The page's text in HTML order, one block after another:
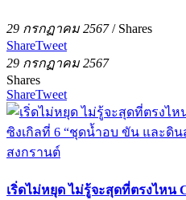
29 กรกฏาคม 2567/ Shares
ShareTweet
29 กรกฏาคม 2567
Shares
ShareTweet
เริ่ดไม่หยุด ไม่รู้จะสุดที่ตรงไหน